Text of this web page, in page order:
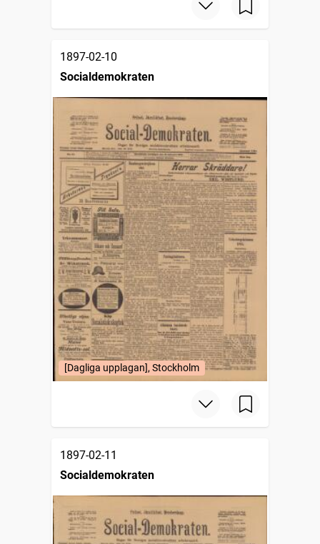
1897-02-10
Socialdemokraten
[Dagliga upplagan], Stockholm
1897-02-11
Socialdemokraten